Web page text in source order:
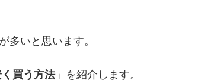
多いと思います。
買う方法」を紹介します。